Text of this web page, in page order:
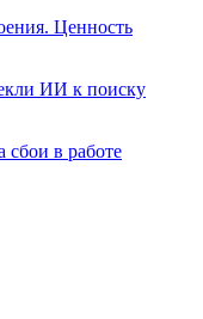
Ценность
ИИ к поиску
в работе